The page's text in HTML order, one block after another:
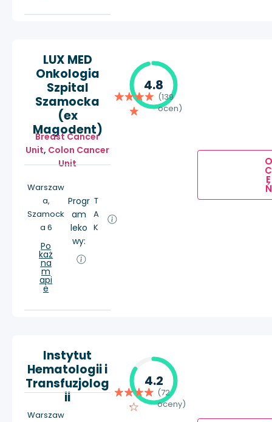
LUX MED
Onkologia
Szpital
Szamocka
(ex
Magodent)
Breast Cancer
Unit, Colon Cancer
Unit
Warszaw
a,
Szamock
a 6
Po
każ
na
m
api
e
Progr
am
leko
wy:
T
A
K
4.8
(139
ocen)
O
C
E
Ń
Instytut
Hematologii i
Transfuzjolog
ii
Warszaw
4.2
(72
oceny)